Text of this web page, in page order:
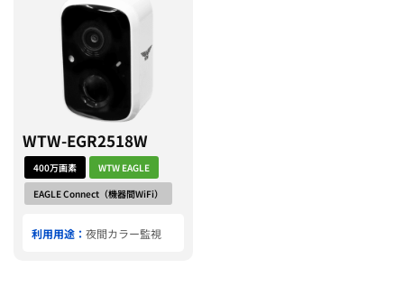
WTW-EGR2518W
400万画素
WTW EAGLE
EAGLE Connect（機器間WiFi）
利用用途： 夜間カラー監視